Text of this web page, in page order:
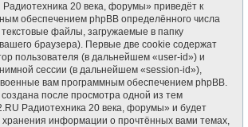
20 века, форумы» приведёт к
обеспечением phpBB определённого числа
файлы, загружаемые в папку
браузера). Первые две cookie содержат
пользователя (в дальнейшем «user-id») и
сессии (в дальнейшем «session-id»),
вам программным обеспечением phpBB.
после просмотра одной из тем
Радиотехника 20 века, форумы» и будет
хранения информации о прочтённых вами темах,